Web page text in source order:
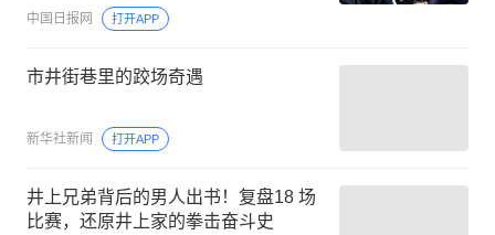
中国日报网 打开APP
市井街巷里的跤场奇遇
新华社新闻 打开APP
井上兄弟背后的男人出书！复盘18 场
比赛，还原井上家的拳击奋斗史